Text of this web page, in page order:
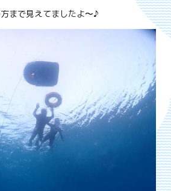
まで見えてましたよ〜♪